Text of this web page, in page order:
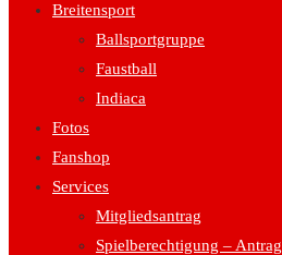
Breitensport
Ballsportgruppe
Faustball
Indiaca
Fotos
Fanshop
Services
Mitgliedsantrag
Spielberechtigung – Antrag